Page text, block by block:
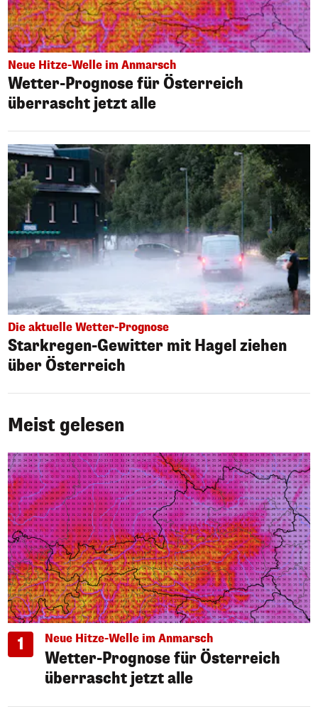
Neue Hitze-Welle im Anmarsch
Wetter-Prognose für Österreich
überrascht jetzt alle
Die aktuelle Wetter-Prognose
Starkregen-Gewitter mit Hagel ziehen
über Österreich
Meist gelesen
1 Neue Hitze-Welle im Anmarsch
Wetter-Prognose für Österreich
überrascht jetzt alle